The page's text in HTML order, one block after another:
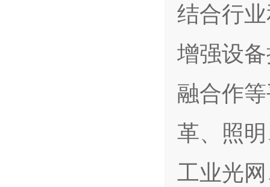
结合行
增强设
融合作
革、照
工业光